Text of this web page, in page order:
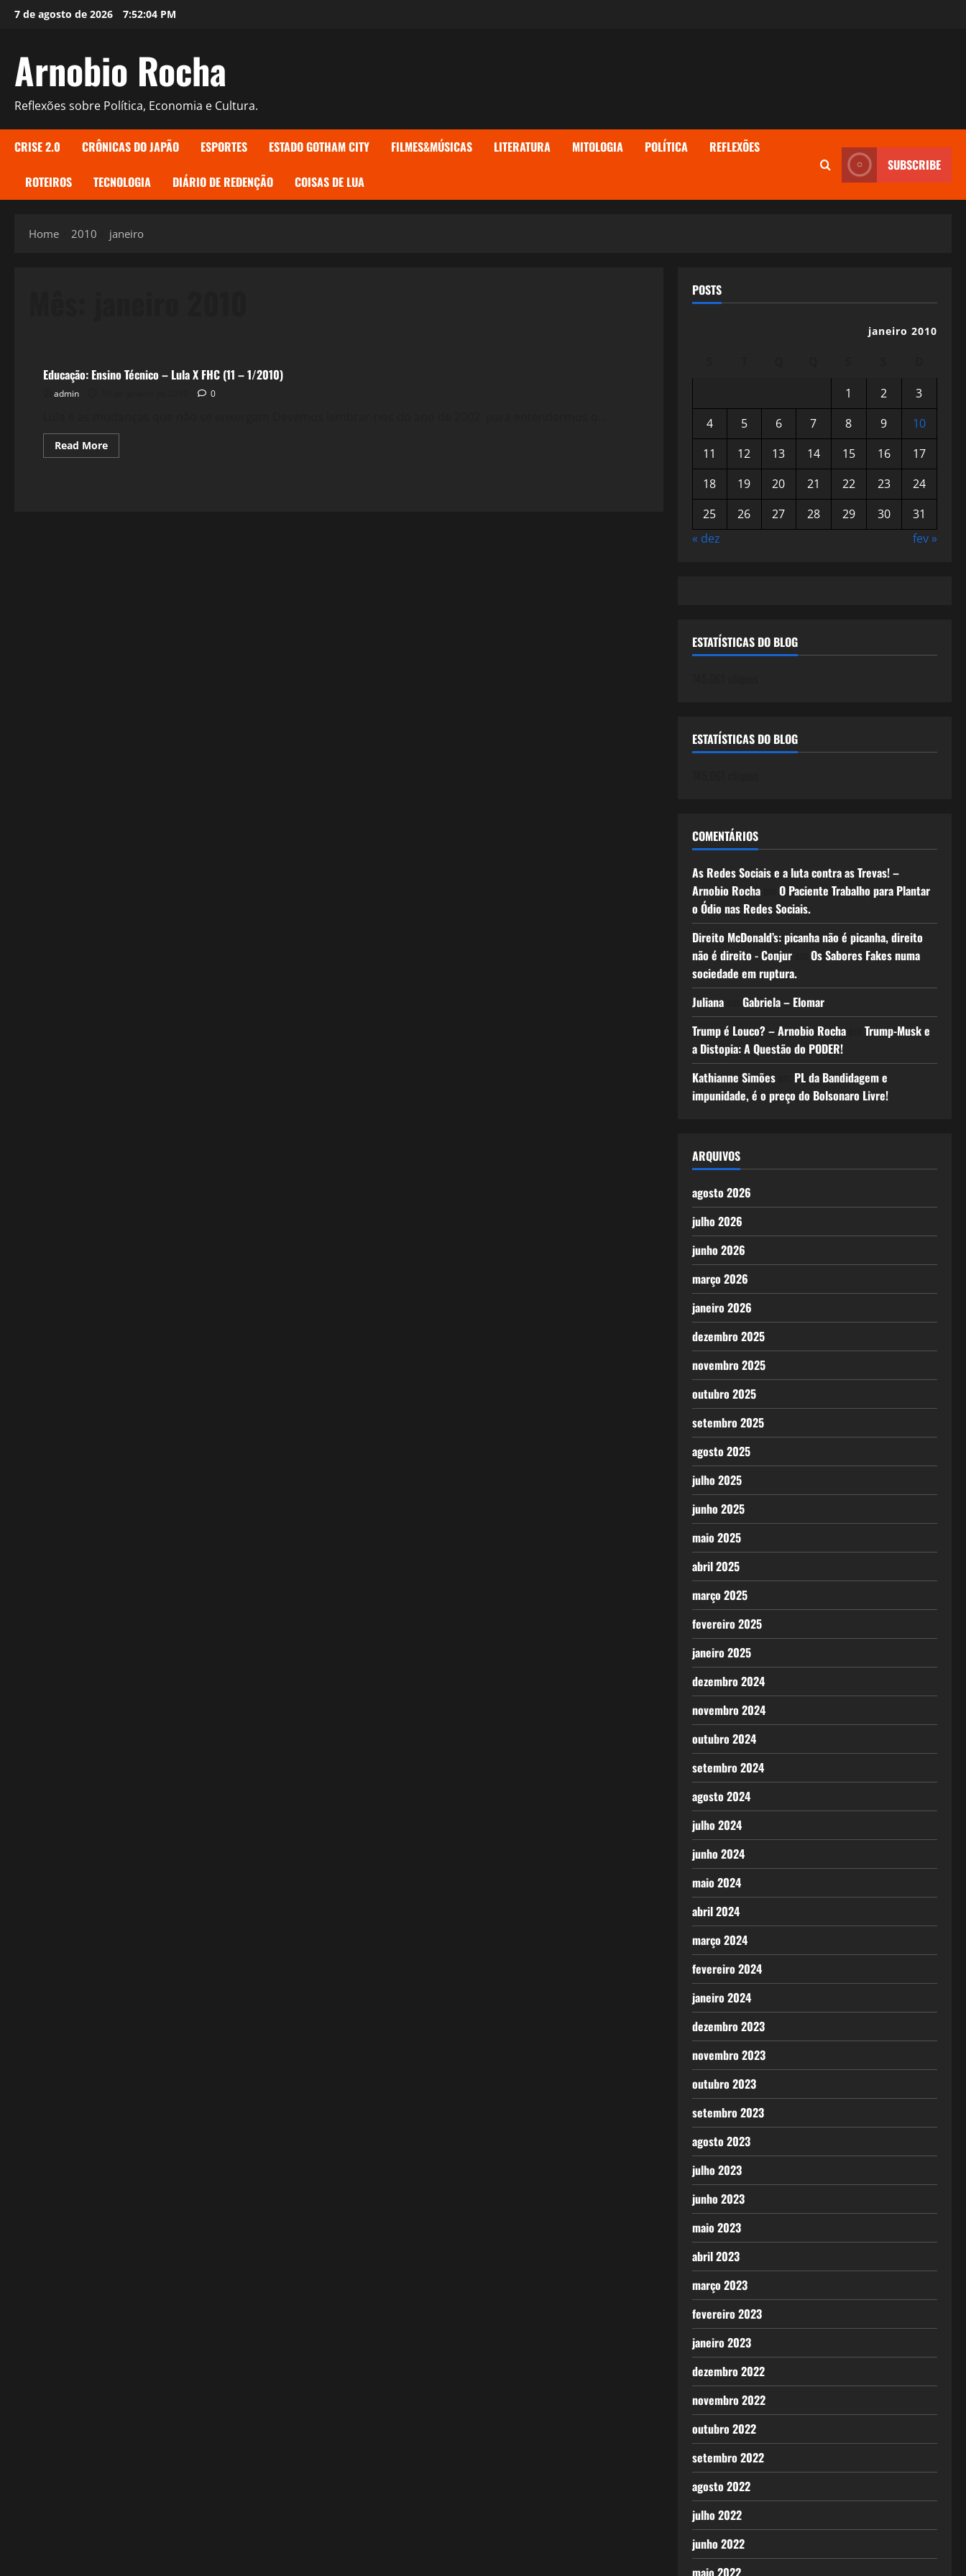
Skip7 de agosto de 2026 7:52:05 PM
Arnobio Rocha
Reflexões sobre Política, Economia e Cultura.
CRISE 2.0 CRÔNICAS DO JAPÃO ESPORTES ESTADO GOTHAM CITY FILMES&MÚSICAS LITERATURA MITOLOGIA POLÍTICA REFLEXÕES
ROTEIROS TECNOLOGIA DIÁRIO DE REDENÇÃO COISAS DE LUA
SUBSCRIBE
Home 2010 janeiro
Educação: Ensino Técnico – Lula X FHC (11 – 1/2010)
admin 0
Read MoreRead
more
POSTS
janeiro 2010
1
2
3
4
5 6 7 8 9
10
11
12 13 14 15 16
17
18
19 20 21 22 23
24
25
26 27 28 29 30
31
« dez
fev »
ESTATÍSTICAS DO BLOG
ESTATÍSTICAS DO BLOG
COMENTÁRIOS
As Redes Sociais e a luta contra as Trevas! –
Arnobio Rochaem O Paciente Trabalho para Plantar
o Ódio nas Redes Sociais.
Direito McDonald’s: picanha não é picanha, direito
não é direito - Conjurem Os Sabores Fakes numa
sociedade em ruptura.
Julianaem Gabriela – Elomar
Trump é Louco? – Arnobio Rochaem Trump-Musk e
a Distopia: A Questão do PODER!
Kathianne Simõesem PL da Bandidagem e
impunidade, é o preço do Bolsonaro Livre!
ARQUIVOS
agosto 2026
julho 2026
junho 2026
março 2026
janeiro 2026
dezembro 2025
novembro 2025
outubro 2025
setembro 2025
agosto 2025
julho 2025
junho 2025
maio 2025
abril 2025
março 2025
fevereiro 2025
janeiro 2025
dezembro 2024
novembro 2024
outubro 2024
setembro 2024
agosto 2024
julho 2024
junho 2024
maio 2024
abril 2024
março 2024
fevereiro 2024
janeiro 2024
dezembro 2023
novembro 2023
outubro 2023
setembro 2023
agosto 2023
julho 2023
junho 2023
maio 2023
abril 2023
março 2023
fevereiro 2023
janeiro 2023
dezembro 2022
novembro 2022
outubro 2022
setembro 2022
agosto 2022
julho 2022
junho 2022
maio 2022